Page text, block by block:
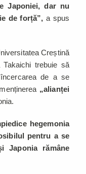
Japoniei, dar nu
de forță”, a spus
Creștină
trebuie să
de a se
„alianței
hegemonia
pentru a se
Japonia rămâne